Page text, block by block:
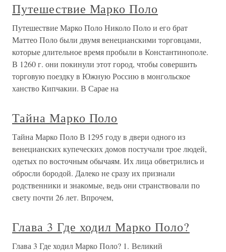
Путешествие Марко Поло
Путешествие Марко Поло Николо Поло и его брат
Маттео Поло были двумя венецианскими торговцами,
которые длительное время пробыли в Константинополе.
В 1260 г. они покинули этот город, чтобы совершить
торговую поездку в Южную Россию в монгольское
ханство Кипчакии. В Сарае на
Тайна Марко Поло
Тайна Марко Поло В 1295 году в двери одного из
венецианских купеческих домов постучали трое людей,
одетых по восточным обычаям. Их лица обветрились и
обросли бородой. Далеко не сразу их признали
родственники и знакомые, ведь они странствовали по
свету почти 26 лет. Впрочем,
Глава 3 Где ходил Марко Поло?
Глава 3 Где ходил Марко Поло? 1. Великий